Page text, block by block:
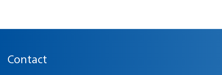
Contact